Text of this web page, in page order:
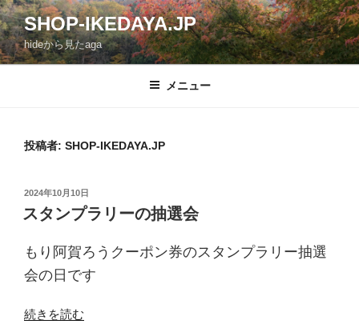
コ
ン
テ
ン
SHOP-IKEDAYA.JP
hideから見たaga
メニュー
投稿者: SHOP-IKEDAYA.JP
投
稿
日:
2024年10月10日
スタンプラリーの抽選会
もり阿賀ろうクーポン券のスタンプラリー抽選
会の日です
“ス
続きを読む